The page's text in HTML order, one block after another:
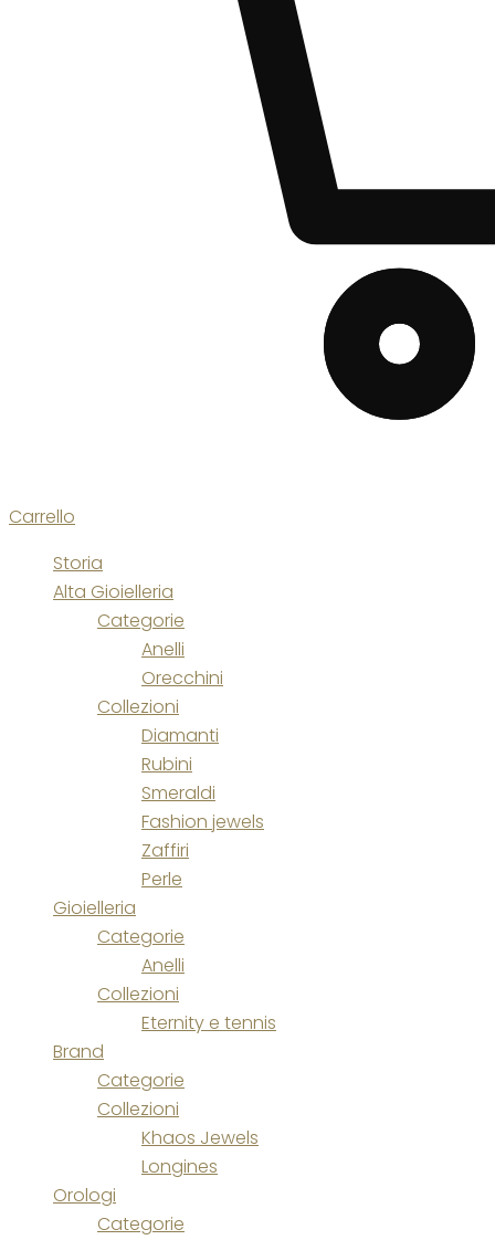
Carrello
Storia
Alta Gioielleria
Categorie
Anelli
Orecchini
Collezioni
Diamanti
Rubini
Smeraldi
Fashion jewels
Zaffiri
Perle
Gioielleria
Categorie
Anelli
Collezioni
Eternity e tennis
Brand
Categorie
Collezioni
Khaos Jewels
Longines
Orologi
Categorie